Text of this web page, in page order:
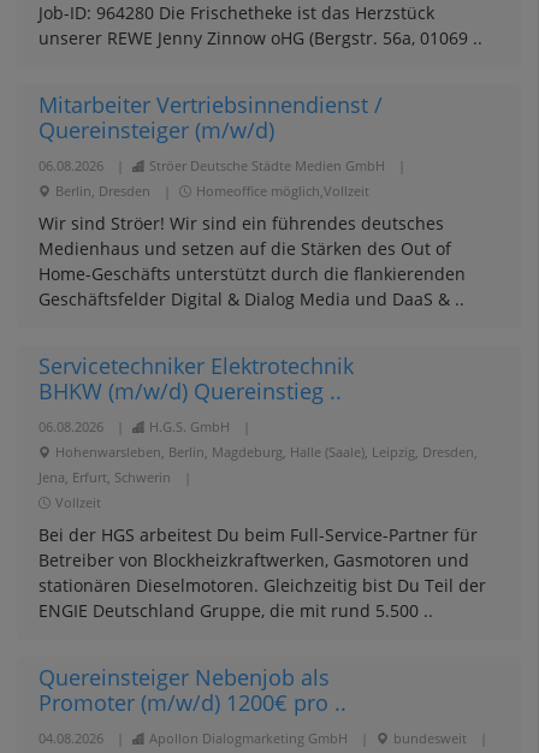
Job-ID: 964280 Die Frischetheke ist das Herzstück
unserer REWE Jenny Zinnow oHG (Bergstr. 56a, 01069 ..
Mitarbeiter Vertriebsinnendienst /
Quereinsteiger (m/w/d)
06.08.2026 Ströer Deutsche Städte Medien GmbH
Berlin, Dresden
Homeoffice möglich,Vollzeit
Wir sind Ströer! Wir sind ein führendes deutsches
Medienhaus und setzen auf die Stärken des Out of
Home-Geschäfts unterstützt durch die flankierenden
Geschäftsfelder Digital & Dialog Media und DaaS & ..
Servicetechniker Elektrotechnik
BHKW (m/w/d) Quereinstieg ..
06.08.2026 H.G.S. GmbH
Hohenwarsleben, Berlin, Magdeburg, Halle (Saale), Leipzig, Dresden,
Jena, Erfurt, Schwerin
Vollzeit
Bei der HGS arbeitest Du beim Full-Service-Partner für
Betreiber von Blockheizkraftwerken, Gasmotoren und
stationären Dieselmotoren. Gleichzeitig bist Du Teil der
ENGIE Deutschland Gruppe, die mit rund 5.500 ..
Quereinsteiger Nebenjob als
Promoter (m/w/d) 1200€ pro ..
04.08.2026 Apollon Dialogmarketing GmbH bundesweit